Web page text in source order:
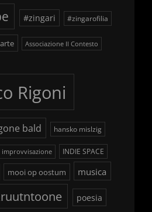
#zingari #zingarofilia
arte Associazione Il Contesto
Rigoni
bald hansko mislzig
improvvisazione INDIE SPACE
mooi op oostum musica
poesia